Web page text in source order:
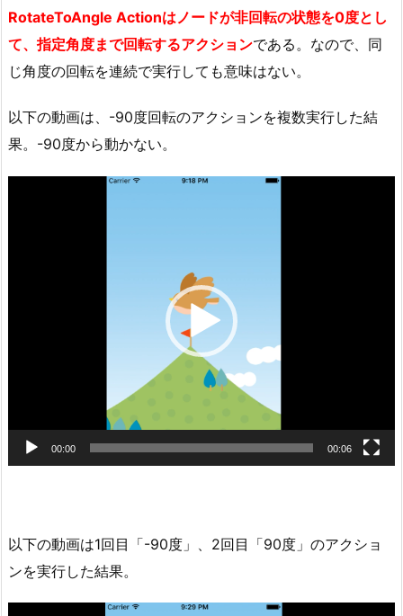
RotateToAngle Actionはノードが非回転の状態を0度とし
て、指定角度まで回転するアクションである。なので、同
じ角度の回転を連続で実行しても意味はない。
以下の動画は、-90度回転のアクションを複数実行した結
果。-90度から動かない。
00:00 00:06
以下の動画は1回目「-90度」、2回目「90度」のアクショ
ンを実行した結果。